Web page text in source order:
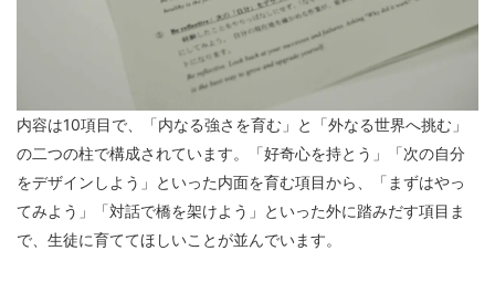
内容は10項目で、「内なる強さを育む」と「外なる世界へ挑む」
の二つの柱で構成されています。「好奇心を持とう」「次の自分
をデザインしよう」といった内面を育む項目から、「まずはやっ
てみよう」「対話で橋を架けよう」といった外に踏みだす項目ま
で、生徒に育ててほしいことが並んでいます。